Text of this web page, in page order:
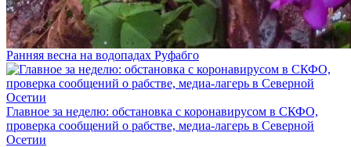
Ранняя весна на водопадах Руфабго
Главное за неделю: обстановка с коронавирусом в СКФО,
проверка сообщений о рабстве, медиа-лагерь в Северной
Осетии